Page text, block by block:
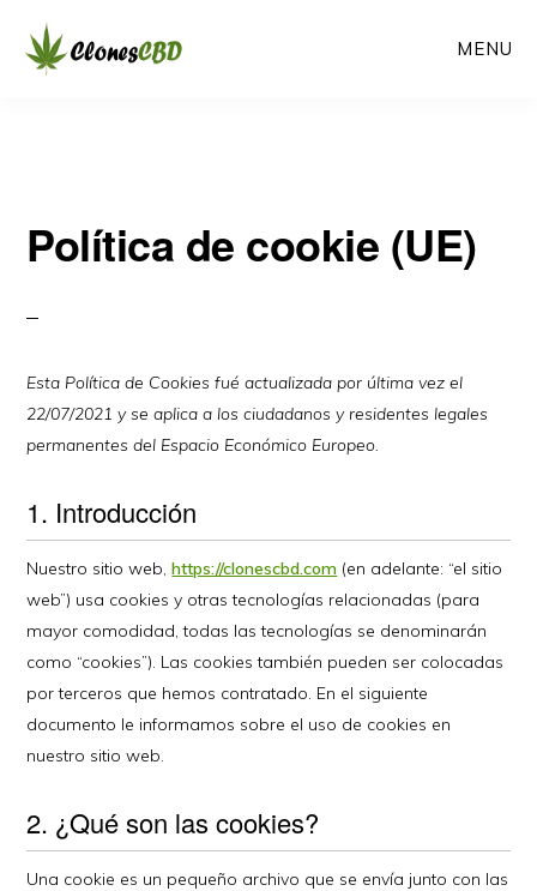
MENU
Política de cookie (UE)
Esta Política de Cookies fué actualizada por última vez el
22/07/2021 y se aplica a los ciudadanos y residentes legales
permanentes del Espacio Económico Europeo.
1. Introducción
Nuestro sitio web,https://clonescbd.com (en adelante: “el sitio
web”) usa cookies y otras tecnologías relacionadas (para
mayor comodidad, todas las tecnologías se denominarán
como “cookies”). Las cookies también pueden ser colocadas
por terceros que hemos contratado. En el siguiente
documento le informamos sobre el uso de cookies en
nuestro sitio web.
2. ¿Qué son las cookies?
Una cookie es un pequeño archivo que se envía junto con las